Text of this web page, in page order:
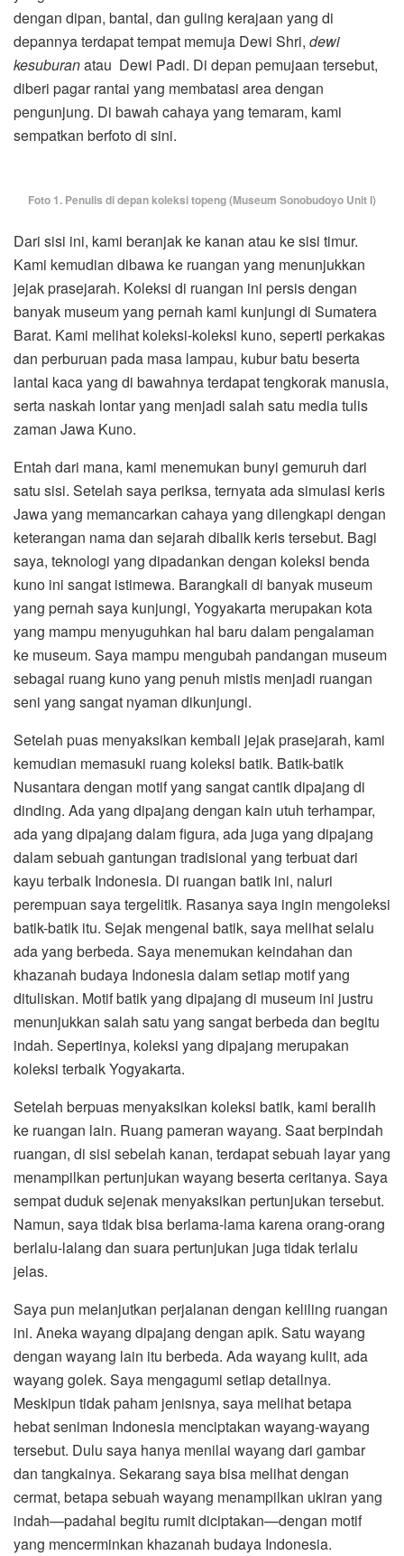
dengan dipan, bantal, dan guling kerajaan yang di
depannya terdapat tempat memuja Dewi Shri, dewi
kesuburanatau Dewi Padi. Di depan pemujaan tersebut,
diberi pagar rantai yang membatasi area dengan
pengunjung. Di bawah cahaya yang temaram, kami
sempatkan berfoto di sini.
Foto 1. Penulis di depan koleksi topeng (Museum Sonobudoyo Unit I)
Dari sisi ini, kami beranjak ke kanan atau ke sisi timur.
Kami kemudian dibawa ke ruangan yang menunjukkan
jejak prasejarah. Koleksi di ruangan ini persis dengan
banyak museum yang pernah kami kunjungi di Sumatera
Barat. Kami melihat koleksi-koleksi kuno, seperti perkakas
dan perburuan pada masa lampau, kubur batu beserta
lantai kaca yang di bawahnya terdapat tengkorak manusia,
serta naskah lontar yang menjadi salah satu media tulis
zaman Jawa Kuno.
Entah dari mana, kami menemukan bunyi gemuruh dari
satu sisi. Setelah saya periksa, ternyata ada simulasi keris
Jawa yang memancarkan cahaya yang dilengkapi dengan
keterangan nama dan sejarah dibalik keris tersebut. Bagi
saya, teknologi yang dipadankan dengan koleksi benda
kuno ini sangat istimewa. Barangkali di banyak museum
yang pernah saya kunjungi, Yogyakarta merupakan kota
yang mampu menyuguhkan hal baru dalam pengalaman
ke museum. Saya mampu mengubah pandangan museum
sebagai ruang kuno yang penuh mistis menjadi ruangan
seni yang sangat nyaman dikunjungi.
Setelah puas menyaksikan kembali jejak prasejarah, kami
kemudian memasuki ruang koleksi batik. Batik-batik
Nusantara dengan motif yang sangat cantik dipajang di
dinding. Ada yang dipajang dengan kain utuh terhampar,
ada yang dipajang dalam figura, ada juga yang dipajang
dalam sebuah gantungan tradisional yang terbuat dari
kayu terbaik Indonesia. Di ruangan batik ini, naluri
perempuan saya tergelitik. Rasanya saya ingin mengoleksi
batik-batik itu. Sejak mengenal batik, saya melihat selalu
ada yang berbeda. Saya menemukan keindahan dan
khazanah budaya Indonesia dalam setiap motif yang
dituliskan. Motif batik yang dipajang di museum ini justru
menunjukkan salah satu yang sangat berbeda dan begitu
indah. Sepertinya, koleksi yang dipajang merupakan
koleksi terbaik Yogyakarta.
Setelah berpuas menyaksikan koleksi batik, kami beralih
ke ruangan lain. Ruang pameran wayang. Saat berpindah
ruangan, di sisi sebelah kanan, terdapat sebuah layar yang
menampilkan pertunjukan wayang beserta ceritanya. Saya
sempat duduk sejenak menyaksikan pertunjukan tersebut.
Namun, saya tidak bisa berlama-lama karena orang-orang
berlalu-lalang dan suara pertunjukan juga tidak terlalu
jelas.
Saya pun melanjutkan perjalanan dengan keliling ruangan
ini. Aneka wayang dipajang dengan apik. Satu wayang
dengan wayang lain itu berbeda. Ada wayang kulit, ada
wayang golek. Saya mengagumi setiap detailnya.
Meskipun tidak paham jenisnya, saya melihat betapa
hebat seniman Indonesia menciptakan wayang-wayang
tersebut. Dulu saya hanya menilai wayang dari gambar
dan tangkainya. Sekarang saya bisa melihat dengan
cermat, betapa sebuah wayang menampilkan ukiran yang
indah—padahal begitu rumit diciptakan—dengan motif
yang mencerminkan khazanah budaya Indonesia.